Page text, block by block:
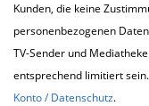
Kunden, die keine
personenbezogenen
TV-Sender und
entsprechend limitiert
Konto / Datenschutz.